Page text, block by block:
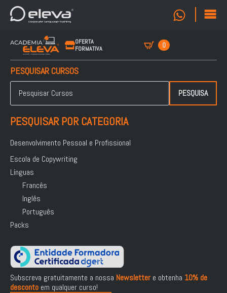
OFERTA
FORMATIVA
0
PESQUISAR CURSOS
Pesquisar
por: PESQUISA
PESQUISAR POR CATEGORIA
Desenvolvimento Pessoal e Profissional
Escola de Copywriting
Línguas
Francês
Inglês
Português
Packs
Subscreva gratuitamente a nossa Newsletter e obtenha 10% de
desconto em qualquer curso!